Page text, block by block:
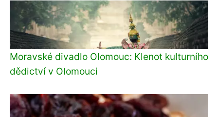
Moravské divadlo Olomouc: Klenot kulturního
dědictví v Olomouci